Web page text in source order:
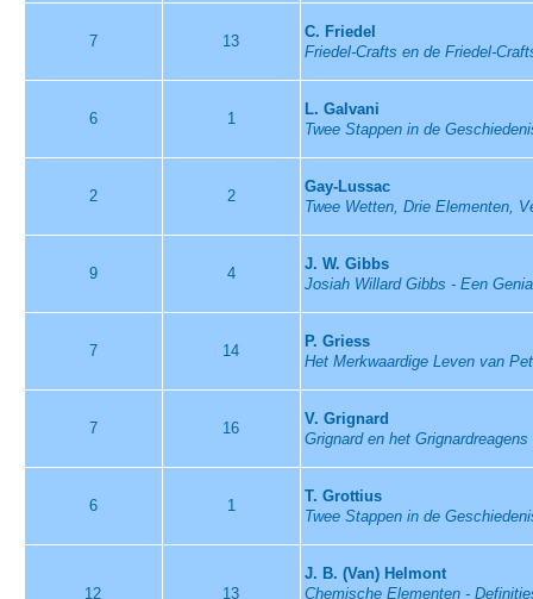
7 13
C. Friedel
Friedel-Crafts en de Friedel-
6 1
L. Galvani
Twee Stappen in de
2 2
Gay-Lussac
Twee Wetten, Drie Elementen,
9 4
J. W. Gibbs
Josiah Willard Gibbs - Een
7 14
P. Griess
Het Merkwaardige Leven van
7 16
V. Grignard
Grignard en het Grignardreagens
6 1
T. Grottius
Twee Stappen in de
12 13
J. B. (Van) Helmont
Chemische Elementen -